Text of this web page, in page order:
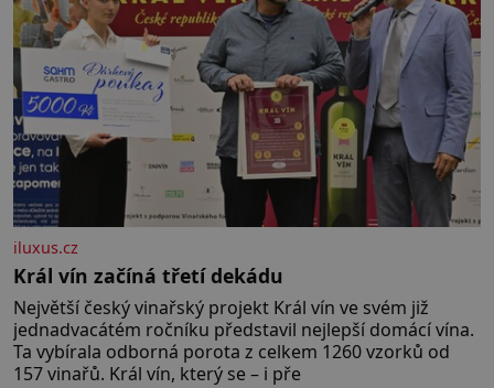
iluxus.cz
Král vín začíná třetí dekádu
Největší český vinařský projekt Král vín ve svém již
jednadvacátém ročníku představil nejlepší domácí vína.
Ta vybírala odborná porota z celkem 1260 vzorků od
157 vinařů. Král vín, který se – i pře